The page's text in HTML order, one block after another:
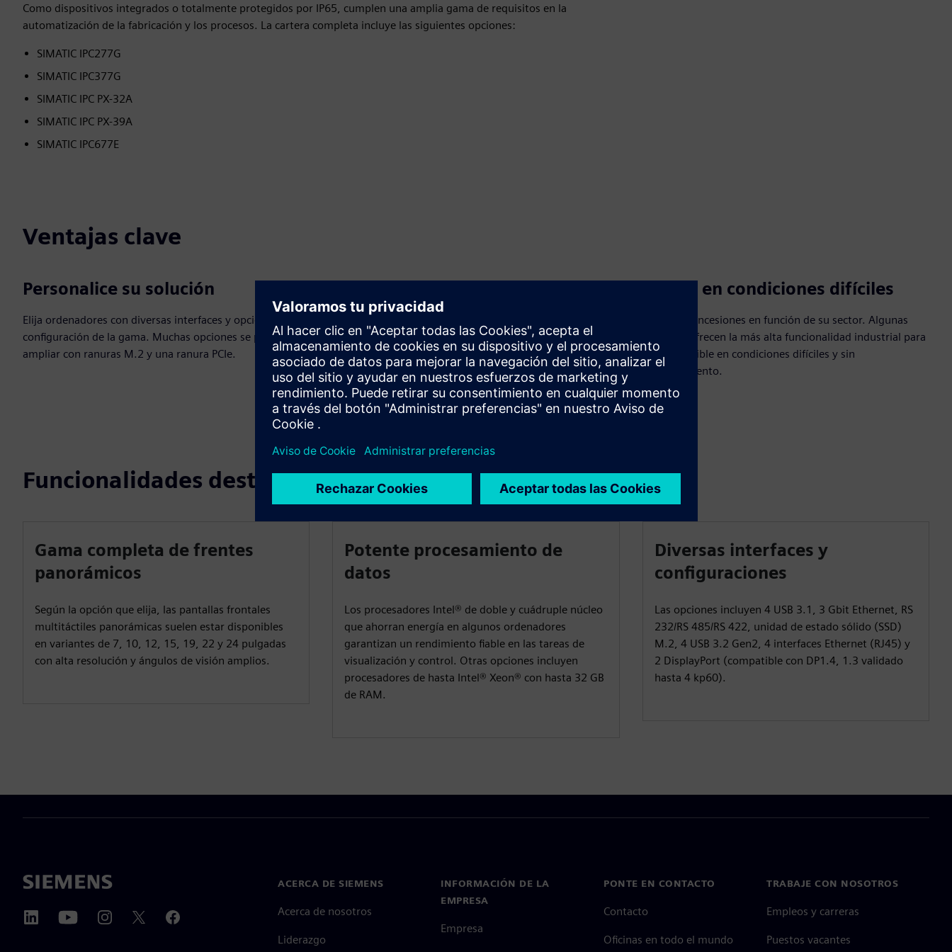
Como dispositivos integrados o totalmente protegidos por IP65, cumplen una amplia gama de requisitos en la
automatización de la fabricación y los procesos. La cartera completa incluye las siguientes opciones:
SIMATIC IPC277G
SIMATIC IPC377G
SIMATIC IPC PX-32A
SIMATIC IPC PX-39A
SIMATIC IPC677E
Ventajas clave
Personalice su solución
Elija ordenadores con diversas interfaces y opciones de
configuración de la gama. Muchas opciones se pueden
ampliar con ranuras M.2 y una ranura PCIe.
Tareas de visualización y control para sectores como la
ingeniería mecánica, la ingeniería de plantas, la ingeniería
de tráfico o la transmisión de energía, así como la
construcción naval, la automatización de edificios, el
almacenamiento y la logística.
Actuar en condiciones difíciles
No haga concesiones en función de su sector. Algunas
opciones ofrecen la más alta funcionalidad industrial para
un uso flexible en condiciones difíciles y sin
mantenimiento.
Funcionalidades destacadas
Gama completa de frentes
panorámicos
Según la opción que elija, las pantallas frontales
multitáctiles panorámicas suelen estar disponibles
en variantes de 7, 10, 12, 15, 19, 22 y 24 pulgadas
con alta resolución y ángulos de visión amplios.
Potente procesamiento de
datos
Los procesadores Intel® de doble y cuádruple núcleo
que ahorran energía en algunos ordenadores
garantizan un rendimiento fiable en las tareas de
visualización y control. Otras opciones incluyen
procesadores de hasta Intel® Xeon® con hasta 32 GB
de RAM.
Diversas interfaces y
configuraciones
Las opciones incluyen 4 USB 3.1, 3 Gbit Ethernet, RS
232/RS 485/RS 422, unidad de estado sólido (SSD)
M.2, 4 USB 3.2 Gen2, 4 interfaces Ethernet (RJ45) y
2 DisplayPort (compatible con DP1.4, 1.3 validado
hasta 4 kp60).
ACERCA DE SIEMENS
Acerca de nosotros
Liderazgo
INFORMACIÓN DE LA
EMPRESA
Empresa
PONTE EN CONTACTO
Contacto
Oficinas en todo el mundo
TRABAJE CON NOSOTROS
Empleos y carreras
Puestos vacantes